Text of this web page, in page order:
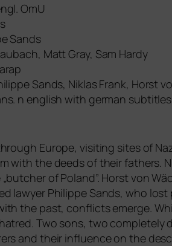
OmU
Sands
Matt Gray, Sam Hardy
Sands, Niklas Frank, Horst
. n eng­lish with ger­man sub­tit­les.
Europe, visi­ting sites of
with the deeds of their fathers.
of Poland”. Horst von
lawy­er Philippe Sands, who
the past, con­flicts emer­ge.
Two sons, two
and their influence on the